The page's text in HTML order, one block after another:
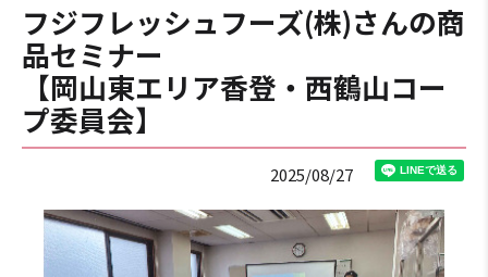
フジフレッシュフーズ(株)さんの商
品セミナー
【岡山東エリア香登・西鶴山コー
プ委員会】
2025/08/27